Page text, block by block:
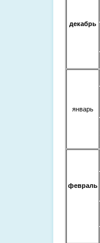
декабрь
январь
февраль